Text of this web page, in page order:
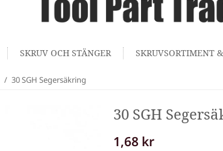
SKRUV OCH STÄNGER SKRUVSORTIMENT
/ 30 SGH Segersäkring
30 SGH
1,68 kr